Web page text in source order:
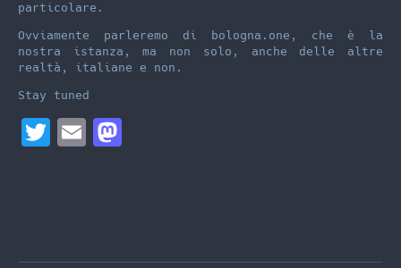
particolare.
Ovviamente parleremo di bologna.one, che è la
nostra istanza, ma non solo, anche delle altre
realtà, italiane e non.
Stay tuned
T
E